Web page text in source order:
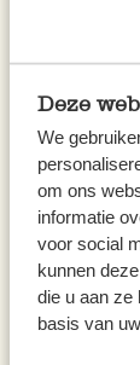
Deze
We
om ons
informatie
voor social
kunnen
die u aan ze
basis van
im